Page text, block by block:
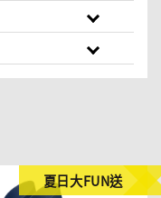
夏日大FUN送